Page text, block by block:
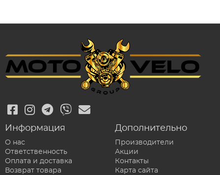
Информация
О нас
Ответственность
Оплата и доставка
Возврат товара
Дополнительно
Производители
Акции
Контакты
Карта сайта